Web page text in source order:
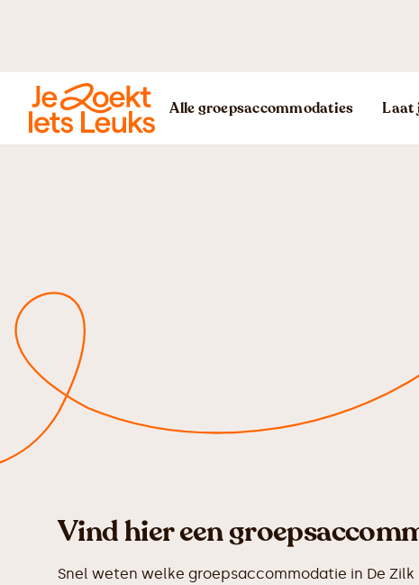
Alle groepsaccommodaties Laat
Vind hier een
Snel weten welke groepsaccommodatie in De